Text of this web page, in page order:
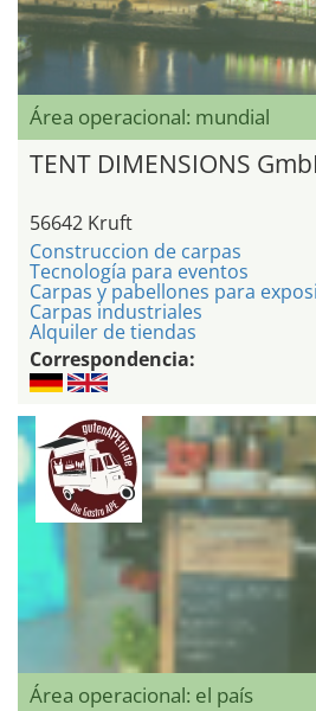
Área operacional: mundial
TENT DIMENSIONS
56642 Kruft
Construccion de carpas
Tecnología para eventos
Carpas y pabellones para
Carpas industriales
Alquiler de tiendas
Correspondencia:
Área operacional: el país